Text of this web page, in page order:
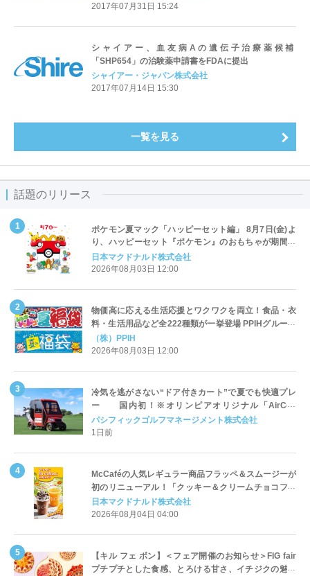
2017年07月31日 15:24
シャイアー、血友病Aの遺伝子治療薬候補
「SHP654」の治験薬申請書をFDAに提出
シャイアー・ジャパン株式会社
2017年07月14日 15:30
一覧を見る
話題のリリース
ポケモン夏マック「ハッピーセット編」 8月7日(金)よ
り、ハッピーセット『ポケモン』のおもちゃが期間限
定登場
日本マクドナルド株式会社
2026年08月03日 12:00
物価高に応える生活応援とワクワクを両立！食品・衣
料・生活用品など全222種類が一挙登場 PPIHグループ
「夏福袋」＆セール 8月6日(木)より順次スタート
（株）PPIH
2026年08月03日 12:00
冷気を逃がさない“ドア付きカート”で夏でも快適プレ
ー 国内初！※オリンピアオリジナル「AirCon
Cart（エアコンカート）」導入 | ＰＧＭ
パシフィックゴルフマネージメント株式会社
1日前
McCaféの人気レギュラー商品フラッペ＆スムージーが
初のリニューアル！「クッキー＆クリームチョコフラ
ッペ」「マンゴースムージー」8月5日（水）から販売
開始
日本マクドナルド株式会社
2026年08月04日 04:00
【キル フェ ボン】＜フェア開催のお知らせ＞FIG fair
プチプチとした食感、とろける甘さ、イチジクの魅力